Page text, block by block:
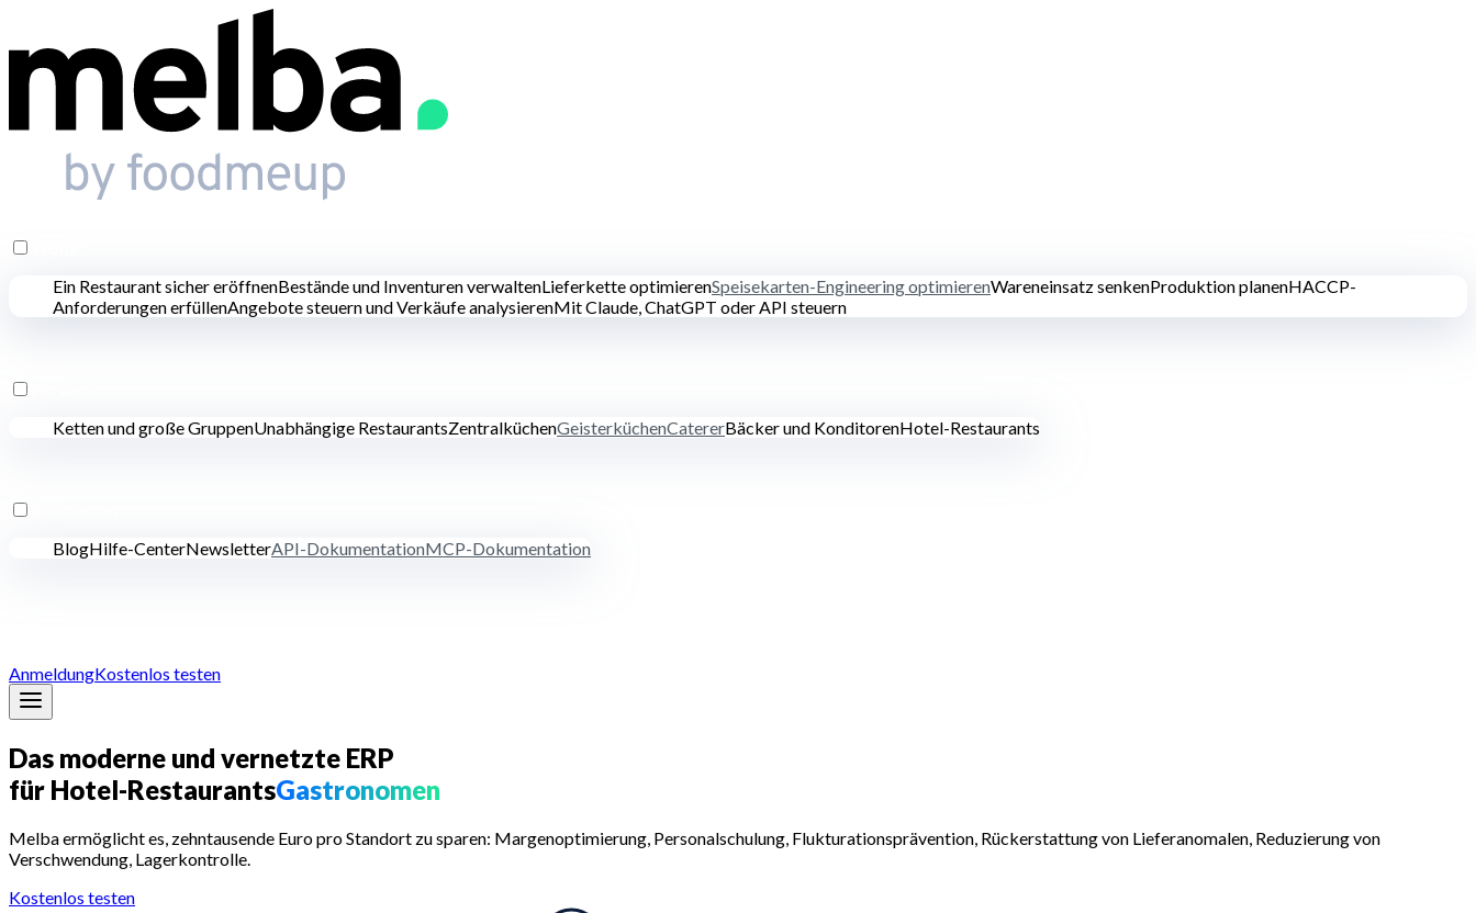
Ein Restaurant sicher eröffnenBestände und Inventuren verwaltenLieferkette optimierenSpeisekarten-Engineering optimierenWareneinsatz senkenProduktion planenHACCP-
Anforderungen erfüllenAngebote steuern und Verkäufe analysierenMit Claude, ChatGPT oder API steuern
Ketten und große GruppenUnabhängige RestaurantsZentralküchenGeisterküchenCatererBäcker und KonditorenHotel-Restaurants
BlogHilfe-CenterNewsletterAPI-DokumentationMCP-Dokumentation
AnmeldungKostenlos testen
Das moderne und vernetzte ERP
für Hotel-RestaurantsGastronomen
Melba ermöglicht es, zehntausende Euro pro Standort zu sparen: Margenoptimierung, Personalschulung, Flukturationsprävention, Rückerstattung von Lieferanomalen, Reduzierung von
Verschwendung, Lagerkontrolle.
Kostenlos testen